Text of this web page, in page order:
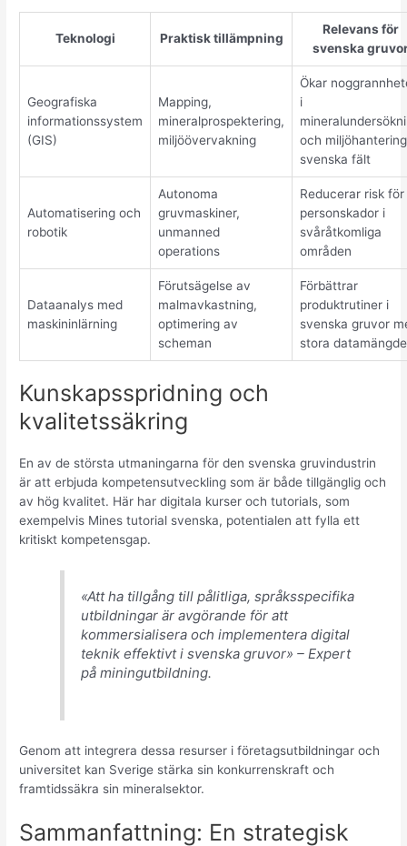
Teknologi Praktisk tillämpning
Relevans för
svenska
Geografiska
informationssystem
(GIS)
Mapping,
mineralprospektering,
miljöövervakning
Ökar
i
och
svenska fält
Automatisering och
robotik
Autonoma
gruvmaskiner,
unmanned
operations
Reducerar risk för
personskador i
svåråtkomliga
områden
Dataanalys med
maskininlärning
Förutsägelse av
malmavkastning,
optimering av
scheman
Förbättrar
produktrutiner i
svenska gruvor
stora
Kunskapsspridning och
kvalitetssäkring
En av de största utmaningarna för den svenska gruvindustrin
är att erbjuda kompetensutveckling som är både tillgänglig och
av hög kvalitet. Här har digitala kurser och tutorials, som
exempelvis Mines tutorial svenska, potentialen att fylla ett
kritiskt kompetensgap.
«Att ha tillgång till pålitliga, språksspecifika
utbildningar är avgörande för att
kommersialisera och implementera digital
teknik effektivt i svenska gruvor» – Expert
på miningutbildning.
Genom att integrera dessa resurser i företagsutbildningar och
universitet kan Sverige stärka sin konkurrenskraft och
framtidssäkra sin mineralsektor.
Sammanfattning: En strategisk